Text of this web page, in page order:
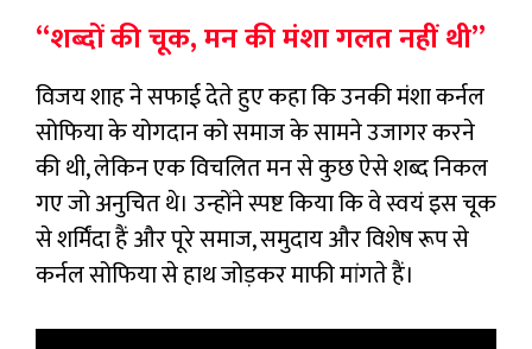
“शब्दों की चूक, मन की मंशा गलत नहीं थी”
विजय शाह ने सफाई देते हुए कहा कि उनकी मंशा कर्नल
सोफिया के योगदान को समाज के सामने उजागर करने
की थी, लेकिन एक विचलित मन से कुछ ऐसे शब्द निकल
गए जो अनुचित थे। उन्होंने स्पष्ट किया कि वे स्वयं इस चूक
से शर्मिंदा हैं और पूरे समाज, समुदाय और विशेष रूप से
कर्नल सोफिया से हाथ जोड़कर माफी मांगते हैं।